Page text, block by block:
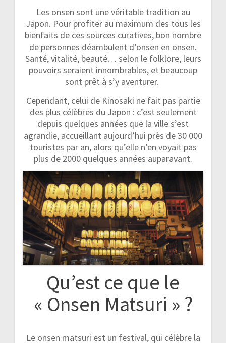
Les onsen sont une véritable tradition au
Japon. Pour profiter au maximum des tous les
bienfaits de ces sources curatives, bon nombre
de personnes déambulent d’onsen en onsen.
Santé, vitalité, beauté… selon le folklore, leurs
pouvoirs seraient innombrables, et beaucoup
sont prêt à s’y aventurer.
Cependant, celui de Kinosaki ne fait pas partie
des plus célèbres du Japon : c’est seulement
depuis quelques années que la ville s’est
agrandie, accueillant aujourd’hui près de 30 000
touristes par an, alors qu’elle n’en voyait pas
plus de 2000 quelques années auparavant.
Qu’est ce que le
« Onsen Matsuri » ?
Le onsen matsuri est un festival, qui célèbre la